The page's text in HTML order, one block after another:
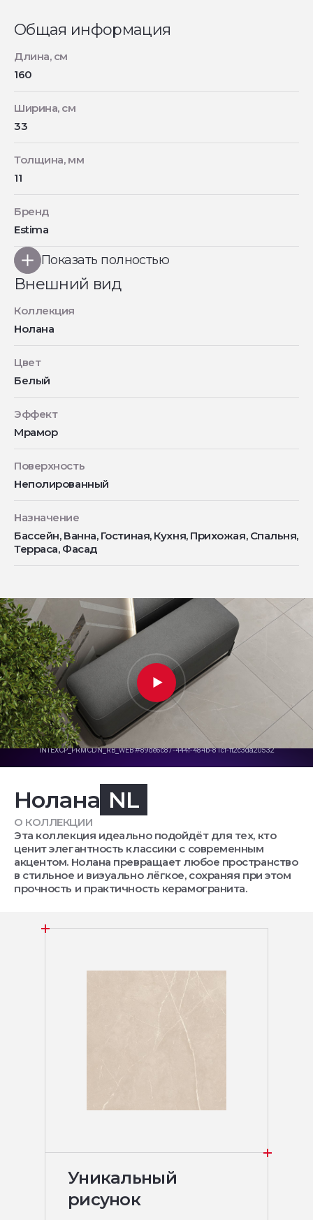
Общая информация
Длина, см
160
Ширина, см
33
Толщина, мм
11
Бренд
Estima
Показать полностью
Внешний вид
Коллекция
Нолана
Цвет
Белый
Эффект
Мрамор
Поверхность
Неполированный
Назначение
Бассейн, Ванна, Гостиная, Кухня, Прихожая, Спальня,
Терраса, Фасад
Нолана NL
О КОЛЛЕКЦИИ
Эта коллекция идеально подойдёт для тех, кто
ценит элегантность классики с современным
акцентом. Нолана превращает любое пространство
в стильное и визуально лёгкое, сохраняя при этом
прочность и практичность керамогранита.
Уникальный
рисунок